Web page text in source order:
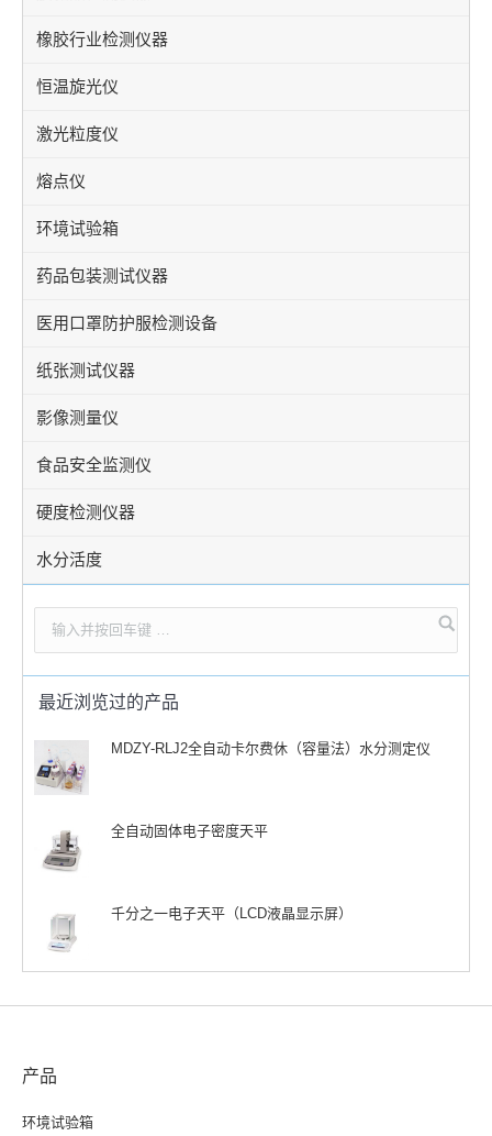
橡胶行业检测仪器
恒温旋光仪
激光粒度仪
熔点仪
环境试验箱
药品包装测试仪器
医用口罩防护服检测设备
纸张测试仪器
影像测量仪
食品安全监测仪
硬度检测仪器
水分活度
最近浏览过的产品
MDZY-RLJ2全自动卡尔费休（容量法）水分测定仪
全自动固体电子密度天平
千分之一电子天平（LCD液晶显示屏）
产品
环境试验箱